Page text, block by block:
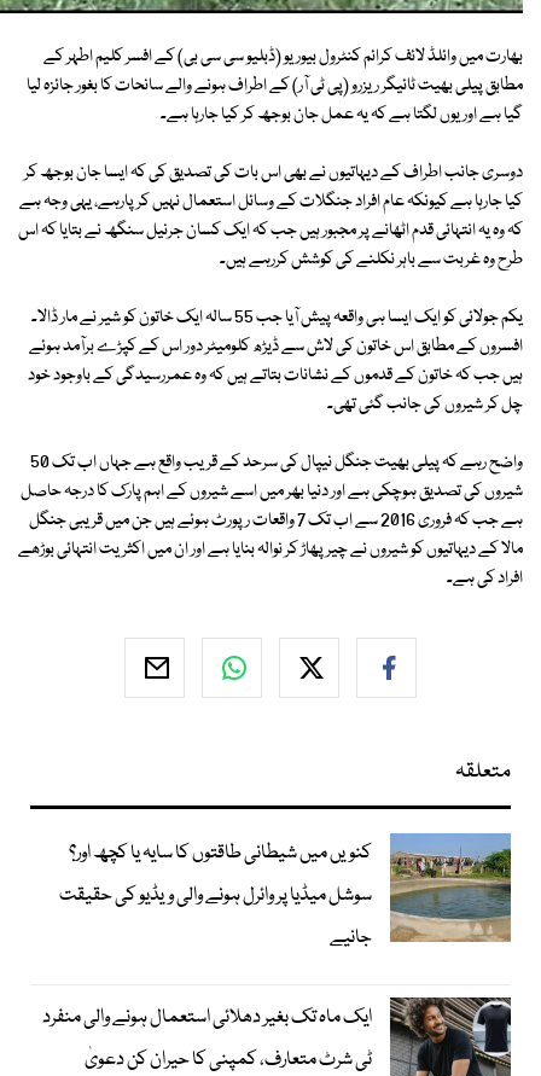
بھارت میں وائلڈ لائف کرائم کنٹرول بیوریو (ڈبلیو سی سی بی) کے افسر کلیم اطہر کے
مطابق پیلی بھیت ٹائیگر ریزرو (پی ٹی آر) کے اطراف ہونے والے سانحات کا بغور جائزہ لیا
گیا ہے اور یوں لگتا ہے کہ یہ عمل جان بوجھ کر کیا جارہا ہے۔
دوسری جانب اطراف کے دیہاتیوں نے بھی اس بات کی تصدیق کی کہ ایسا جان بوجھ کر
کیا جارہا ہے کیونکہ عام افراد جنگلات کے وسائل استعمال نہیں کرپارہے، یہی وجہ ہے
کہ وہ یہ انتہائی قدم اٹھانے پر مجبور ہیں جب کہ ایک کسان جرنیل سنگھ نے بتایا کہ اس
طرح وہ غربت سے باہر نکلنے کی کوشش کررہے ہیں۔
یکم جولائی کو ایک ایسا ہی واقعہ پیش آیا جب 55 سالہ ایک خاتون کو شیر نے مار ڈالا۔
افسروں کے مطابق اس خاتون کی لاش سے ڈیڑھ کلومیٹر دور اس کے کپڑے برآمد ہوئے
ہیں جب کہ خاتون کے قدموں کے نشانات بتاتے ہیں کہ وہ عمررسیدگی کے باوجود خود
چل کر شیروں کی جانب گئی تھی۔
واضح رہے کہ پیلی بھیت جنگل نیپال کی سرحد کے قریب واقع ہے جہاں اب تک 50
شیروں کی تصدیق ہوچکی ہے اور دنیا بھر میں اسے شیروں کے اہم پارک کا درجہ حاصل
ہے جب کہ فروری 2016 سے اب تک 7 واقعات رپورٹ ہوئے ہیں جن میں قریبی جنگل
مالا کے دیہاتیوں کو شیروں نے چیر پھاڑ کر نوالہ بنایا ہے اور ان میں اکثریت انتہائی بوڑھے
افراد کی ہے۔
متعلقہ
کنویں میں شیطانی طاقتوں کا سایہ یا کچھ اور؟
سوشل میڈیا پر وائرل ہونے والی ویڈیو کی حقیقت
جانیے
ایک ماہ تک بغیر دھلائی استعمال ہونے والی منفرد
ٹی شرٹ متعارف، کمپنی کا حیران کن دعویٰ